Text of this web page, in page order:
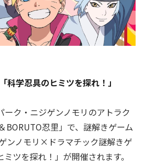
科学忍具のヒミツを探れ！」
ーク・ニジゲンノモリのアトラク
BORUTO忍里」で、謎解きゲーム
ンノモリ×ドラマチック謎解きゲ
ツを探れ！」が開催されます。